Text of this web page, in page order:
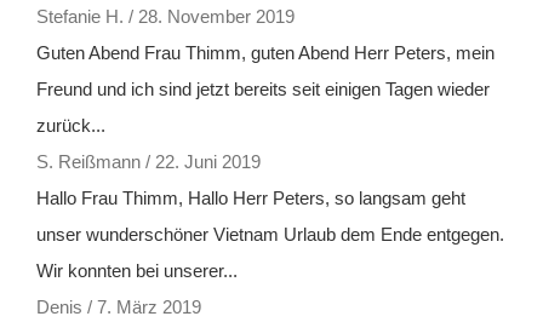
Stefanie H. / 28. November 2019
Guten Abend Frau Thimm, guten Abend Herr Peters, mein
Freund und ich sind jetzt bereits seit einigen Tagen wieder
zurück...
S. Reißmann / 22. Juni 2019
Hallo Frau Thimm, Hallo Herr Peters, so langsam geht
unser wunderschöner Vietnam Urlaub dem Ende entgegen.
Wir konnten bei unserer...
Denis / 7. März 2019